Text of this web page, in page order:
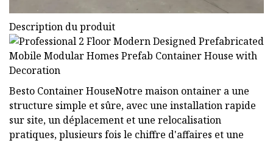
Description du produit
Besto Container HouseNotre maison ontainer a une
structure simple et sûre, avec une installation rapide
sur site, un déplacement et une relocalisation
pratiques, plusieurs fois le chiffre d'affaires et une